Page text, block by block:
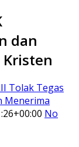
dan
Tolak Tegas
Menerima
No